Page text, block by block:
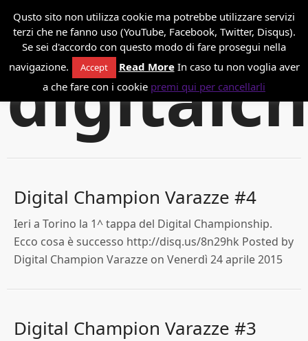
*Danilo Paissan
Digital Champion Varazze #4
Ieri a Torino la 1^ tappa del Digital Championship.
Ecco cosa è successo http://disq.us/8n29hk Posted by
Digital Champion Varazze on Venerdì 24 aprile 2015
Digital Champion Varazze #3
Qusto sito non utilizza cookie ma potrebbe utilizzare servizi
terzi che ne fanno uso (YouTube, Facebook, Twitter, Disqus).
Se sei d'accordo con questo modo di fare prosegui nella
navigazione.
Accept Read MoreIn caso tu non voglia aver
a che fare con i cookie premi qui per cancellarli